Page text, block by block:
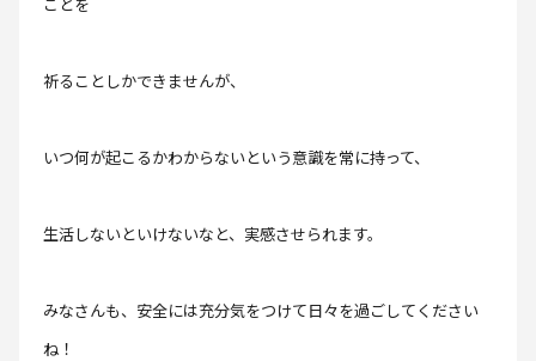
祈ることしかできませんが、
いつ何が起こるかわからないという意識を常に持って、
生活しないといけないなと、実感させられます。
みなさんも、安全には充分気をつけて日々を過ごしてください
ね！